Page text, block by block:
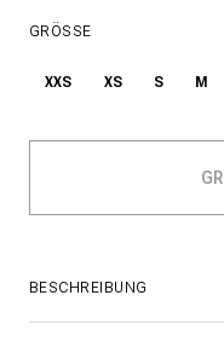
GRÖSSE
XXS XS S M
BESCHREIBUNG